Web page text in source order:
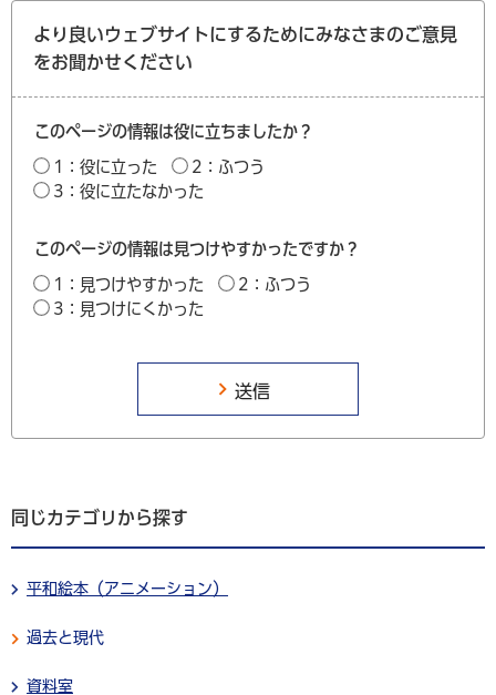
より良いウェブサイトにするためにみなさまのご意見
をお聞かせください
このページの情報は役に立ちましたか？
1：役に立った
2：ふつう
3：役に立たなかった
このページの情報は見つけやすかったですか？
1：見つけやすかった
2：ふつう
3：見つけにくかった
同じカテゴリから探す
平和絵本（アニメーション）
過去と現代
資料室